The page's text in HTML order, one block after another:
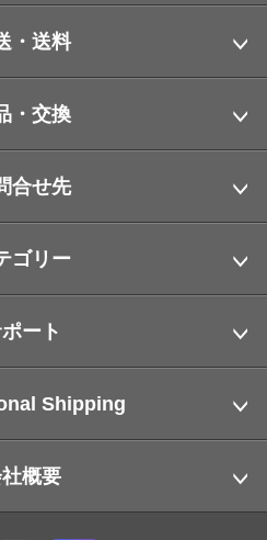
・送料
・交換
合せ先
ゴリー
ート
Shipping
概要